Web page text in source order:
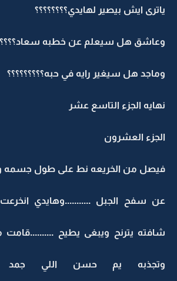
ياترى ايش بيصير لهايدي؟؟؟؟؟؟؟؟
وعاشق هل سيعلم عن خطبه
وماجد هل سيغير رايه في حبه؟؟؟؟؟؟؟؟؟
نهايه الجزء التاسع عشر
الجزء العشرون
فيصل من الخريعه نط على طول جسمه
عن سفح الجبل ...........وهايدي
شافته يترنح ويبغى يطيح
وتجذبه يم حسن اللي جمد